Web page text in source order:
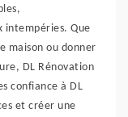
intempéries. Que
maison ou donner
DL Rénovation
confiance à DL
et créer une